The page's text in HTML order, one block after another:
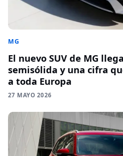
MG
El nuevo SUV de MG
semisólida y una cifra
a toda Europa
27 MAYO 2026